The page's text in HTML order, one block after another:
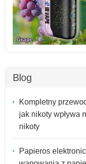
Blog
Kompletny
jak nikoty wpływa
nikoty
Papieros